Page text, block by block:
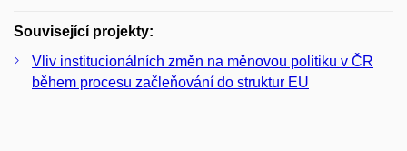
Související projekty:
Vliv institucionálních změn na měnovou politiku v ČR
během procesu začleňování do struktur EU